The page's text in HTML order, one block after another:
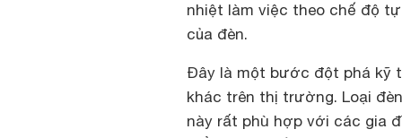
nhiệt làm việc theo chế độ
của đèn.
Đây là một bước đột phá kỹ
khác trên thị trường. Loại
này rất phù hợp với các gia